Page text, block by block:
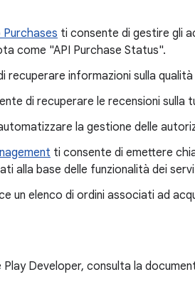
Purchases ti consente di gestire gli
come "API Purchase Status".
recuperare informazioni sulla
di recuperare le recensioni sulla
la gestione delle
ti consente di emettere
alla base delle funzionalità dei
un elenco di ordini associati ad
Play Developer, consulta la